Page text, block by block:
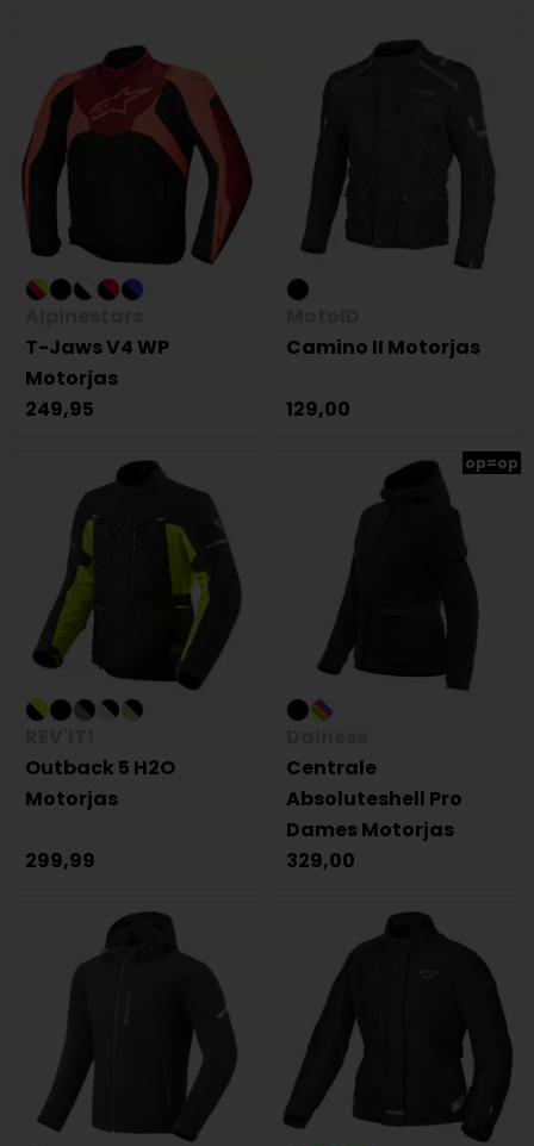
T-Jaws V4 WP
Motorjas
249,95
Camino II Motorjas
129,00
Outback 5 H2O
Motorjas
299,99
op=op
Centrale
Absoluteshell Pro
Dames Motorjas
329,00